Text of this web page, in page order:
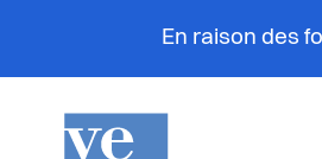
En raison des